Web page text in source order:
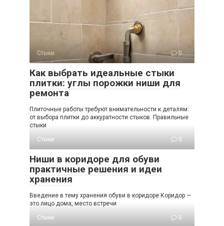
Стыки 0
Как выбрать идеальные стыки
плитки: углы порожки ниши для
ремонта
Плиточные работы требуют внимательности к деталям:
от выбора плитки до аккуратности стыков. Правильные
стыки
Стыки
0
Ниши в коридоре для обуви
практичные решения и идеи
хранения
Введение в тему хранения обуви в коридоре Коридор —
это лицо дома, место встречи
Стыки
0